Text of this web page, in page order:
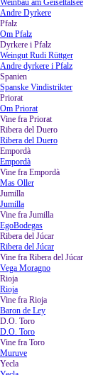
Weinbau am Geiseltalsee
Andre Dyrkere
Pfalz
Om Pfalz
Dyrkere i Pfalz
Weingut Rudi Rüttger
Andre dyrkere i Pfalz
Spanien
Spanske Vindistrikter
Priorat▼
Om Priorat
Vine fra Priorat
Ribera del Duero
Ribera del Duero
Empordà
Empordà
Vine fra Empordà
Mas Oller
Jumilla
Jumilla
Vine fra Jumilla
EgoBodegas
Ribera del Júcar
Ribera del Júcar
Vine fra Ribera del Júcar
Vega Moragno
Rioja
Rioja
Vine fra Rioja
Baron de Ley
D.O. Toro
D.O. Toro
Vine fra Toro
Muruve
Yecla